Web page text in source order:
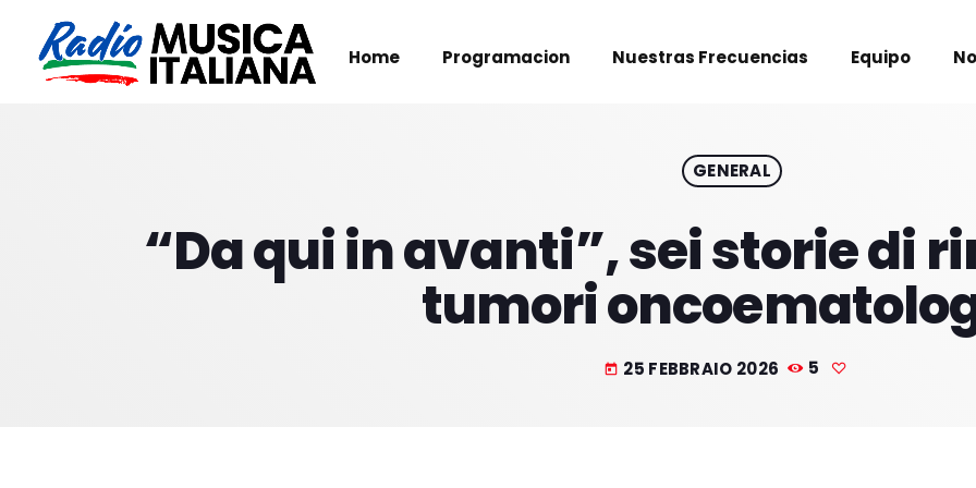
Home Programacion Nuestras Frecuencias Equipo
GENERAL
“Da qui in avanti”, sei storie di
tumori
today 25 FEBBRAIO 2026 5